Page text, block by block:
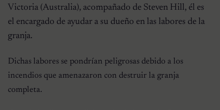
Victoria (Australia), acompañado de Steven Hill, él es
el encargado de ayudar a su dueño en las labores de la
granja.
Dichas labores se pondrían peligrosas debido a los
incendios que amenazaron con destruir la granja
completa.